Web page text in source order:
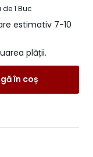
estimativ 7-10
plății.
1 Buc
în coș